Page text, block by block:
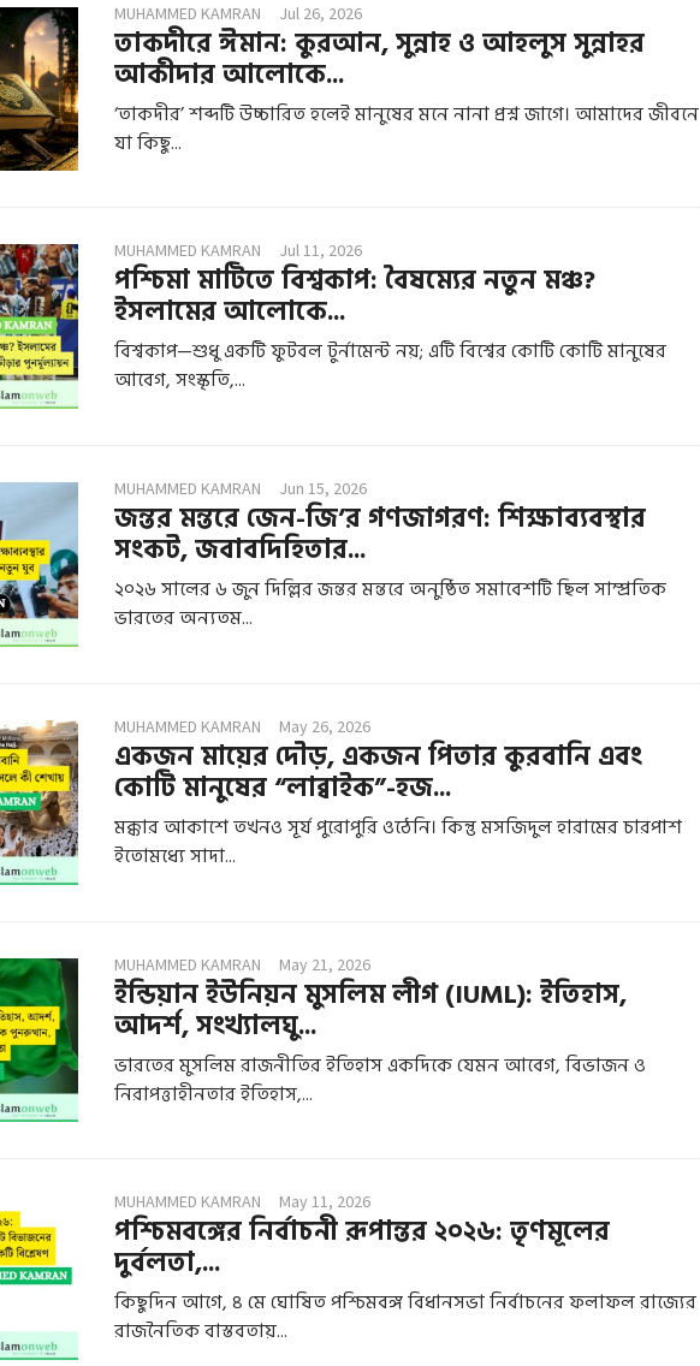
MUHAMMED KAMRAN Jul 26, 2026
তাকদীরে ঈমান: কুরআন, সুন্নাহ ও আহলুস সুন্নাহর
আকীদার আলোকে...
‘তাকদীর’ শব্দটি উচ্চারিত হলেই মানুষের মনে নানা প্রশ্ন জাগে। আমাদের জীবনে
যা কিছু...
MUHAMMED KAMRAN Jul 11, 2026
পশ্চিমা মাটিতে বিশ্বকাপ: বৈষম্যের নতুন মঞ্চ?
ইসলামের আলোকে...
বিশ্বকাপ—শুধু একটি ফুটবল টুর্নামেন্ট নয়; এটি বিশ্বের কোটি কোটি মানুষের
আবেগ, সংস্কৃতি,...
MUHAMMED KAMRAN Jun 15, 2026
জন্তর মন্তরে জেন-জি’র গণজাগরণ: শিক্ষাব্যবস্থার
সংকট, জবাবদিহিতার...
২০২৬ সালের ৬ জুন দিল্লির জন্তর মন্তরে অনুষ্ঠিত সমাবেশটি ছিল সাম্প্রতিক
ভারতের অন্যতম...
MUHAMMED KAMRAN May 26, 2026
একজন মায়ের দৌড়, একজন পিতার কুরবানি এবং
কোটি মানুষের “লাব্বাইক”-হজ...
মক্কার আকাশে তখনও সূর্য পুরোপুরি ওঠেনি। কিন্তু মসজিদুল হারামের চারপাশ
ইতোমধ্যে সাদা...
MUHAMMED KAMRAN May 21, 2026
ইন্ডিয়ান ইউনিয়ন মুসলিম লীগ (IUML): ইতিহাস,
আদর্শ, সংখ্যালঘু...
ভারতের মুসলিম রাজনীতির ইতিহাস একদিকে যেমন আবেগ, বিভাজন ও
নিরাপত্তাহীনতার ইতিহাস,...
MUHAMMED KAMRAN May 11, 2026
পশ্চিমবঙ্গের নির্বাচনী রূপান্তর ২০২৬: তৃণমূলের
দুর্বলতা,...
কিছুদিন আগে, ৪ মে ঘোষিত পশ্চিমবঙ্গ বিধানসভা নির্বাচনের ফলাফল রাজ্যের
রাজনৈতিক বাস্তবতায়...